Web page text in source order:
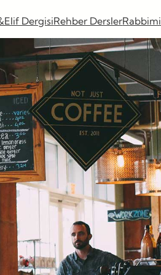
DergisiRehber Dersler